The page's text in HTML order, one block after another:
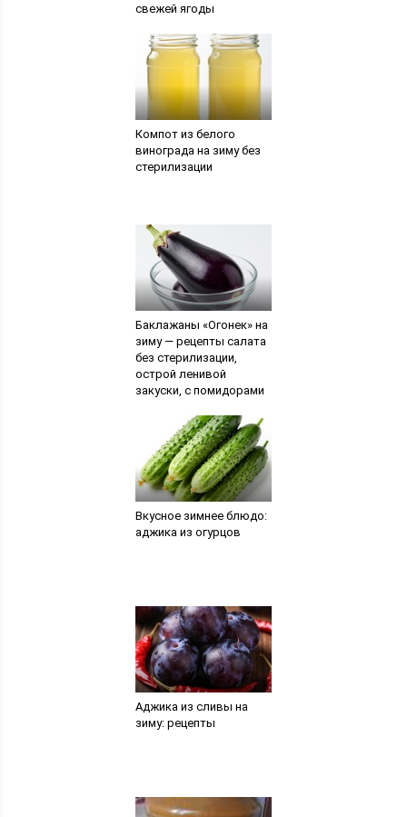
свежей ягоды
Компот из белого
винограда на зиму без
стерилизации
Баклажаны «Огонек» на
зиму — рецепты салата
без стерилизации,
острой ленивой
закуски, с помидорами
Вкусное зимнее блюдо:
аджика из огурцов
Аджика из сливы на
зиму: рецепты